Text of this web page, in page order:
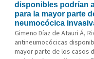
disponibles podrían
para la mayor parte
neumocócica
Gimeno Díaz de Atauri Á,
antineumocócicas
mayor parte de los casos